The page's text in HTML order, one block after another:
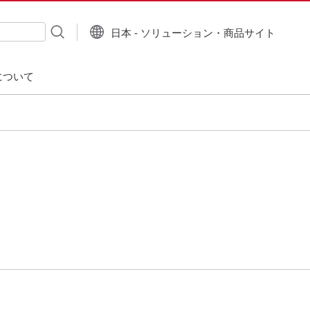
いて
日本 - ソリューション・商品サイト